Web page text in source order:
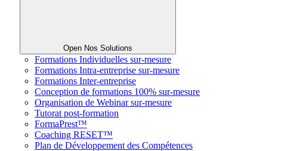
Open Nos Solutions
Formations Individuelles sur-mesure
Formations Intra-entreprise sur-mesure
Formations Inter-entreprise
Conception de formations 100% sur-mesure
Organisation de Webinar sur-mesure
Tutorat post-formation
FormaPrest™
Coaching RESET™
Plan de Développement des Compétences